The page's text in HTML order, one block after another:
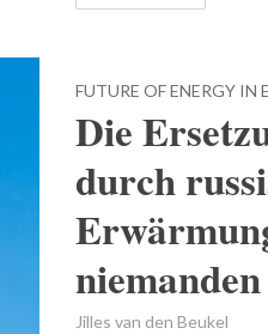
FUTURE OF ENERGY IN
Die
durch
Jilles van den Beukel